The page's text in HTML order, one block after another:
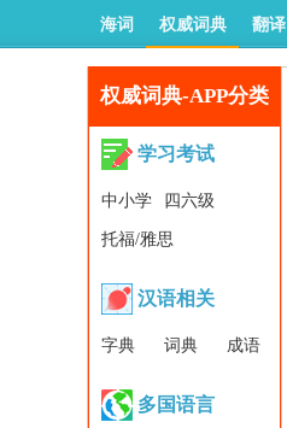
海词 权威词典 翻译
权威词典-APP分类
学习考试
中小学 四六级
托福/雅思
汉语相关
字典 词典 成语
多国语言